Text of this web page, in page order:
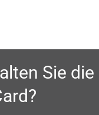
Sie die